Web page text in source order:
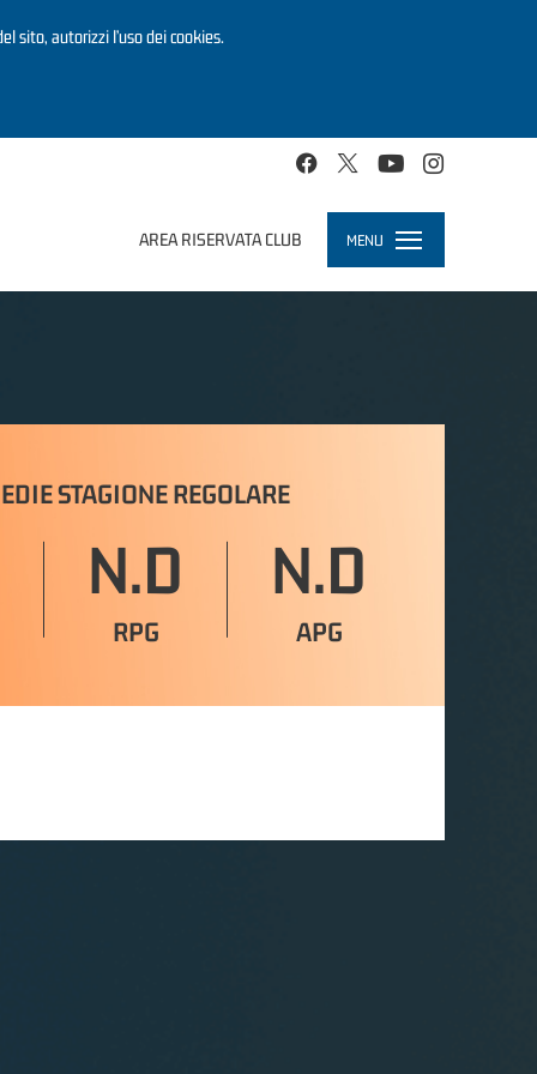
sito, autorizzi l’uso dei cookies.
AREA RISERVATA CLUB MENU
Toggle
navigation
STAGIONE REGOLARE
N.D
RPG
N.D
APG